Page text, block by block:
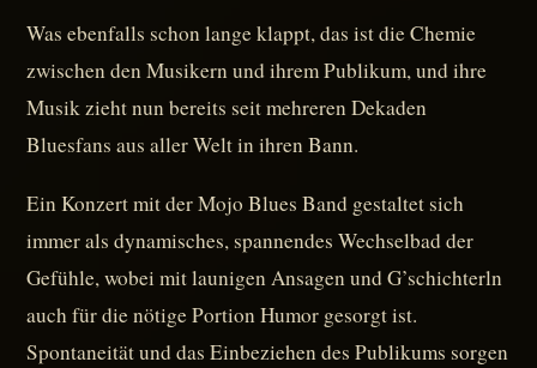
Was ebenfalls schon lange klappt, das ist die Chemie
zwischen den Musikern und ihrem Publikum, und ihre
Musik zieht nun bereits seit mehreren Dekaden
Bluesfans aus aller Welt in ihren Bann.
Ein Konzert mit der Mojo Blues Band gestaltet sich
immer als dynamisches, spannendes Wechselbad der
Gefühle, wobei mit launigen Ansagen und G’schichterln
auch für die nötige Portion Humor gesorgt ist.
Spontaneität und das Einbeziehen des Publikums sorgen